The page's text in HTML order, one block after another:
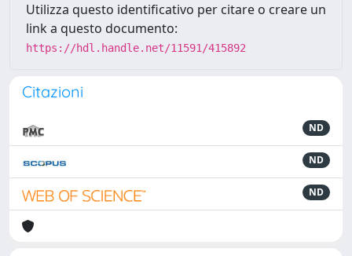
Utilizza questo identificativo per citare o creare un
link a questo documento:
https://hdl.handle.net/11591/415892
Citazioni
ND
ND
ND